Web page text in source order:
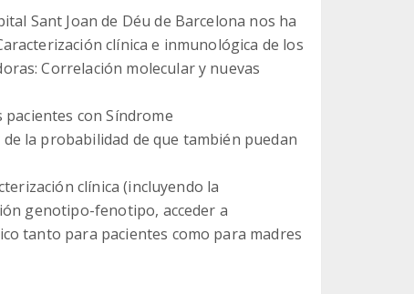
Sant Joan de Déu de Barcelona nos ha
clínica e inmunológica de los
Correlación molecular y nuevas
con Síndrome
la probabilidad de que también puedan
clínica (incluyendo la
genotipo-fenotipo, acceder a
tanto para pacientes como para madres